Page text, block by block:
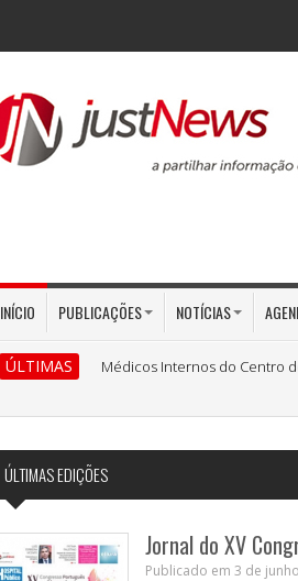
INÍCIO PUBLICAÇÕES NOTÍCIAS
ÚLTIMAS Médicos Internos do Centro
ÚLTIMAS EDIÇÕES
Jornal do XV
Publicado em 3 de